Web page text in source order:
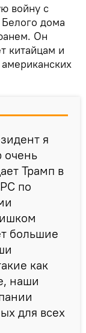
войну с
дома
Он
китайцам и
я
очень
Трамп в
по
большие
как
наши
для всех